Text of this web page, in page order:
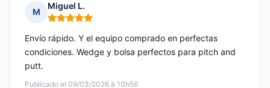
M
Miguel L.
Nota: 5 de 5
Publicado el 09/03/2026 à 10h56
Envío rápido. Y el equipo comprado en perfectas
condiciones. Wedge y bolsa perfectos para pitch and
putt.